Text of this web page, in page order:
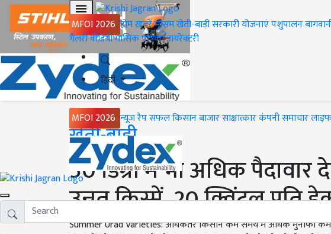
MFOI 2026 होमख़बरेंमौसमखेती-बाड़ीसरकारी योजनाएंपशुपालन
गैलरीवीडियोमासिक पत्रिकाडायरेक्टरी
हिंदी
MFOI 2026 न्यूज़ रैपसफल किसानबाजारसाक्षात्कारकंपनी समाचार
Home
खेती-बाड़ी
50 डिग्री में भी अधिक पैदावार
उन्नत किस्में, 20 क्विंटल प्रति
Summer Urad Varieties: अधिकतर किसान कम समय में अधिक मुनाफा